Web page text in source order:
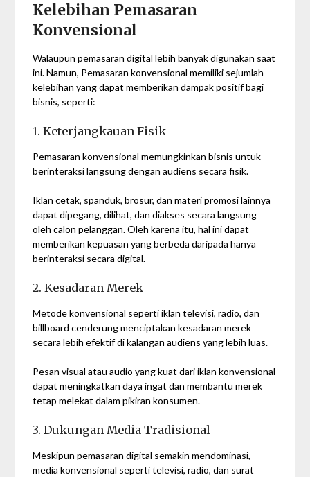
Kelebihan Pemasaran
Konvensional
Walaupun pemasaran digital lebih banyak digunakan saat
ini. Namun, Pemasaran konvensional memiliki sejumlah
kelebihan yang dapat memberikan dampak positif bagi
bisnis, seperti:
1. Keterjangkauan Fisik
Pemasaran konvensional memungkinkan bisnis untuk
berinteraksi langsung dengan audiens secara fisik.
Iklan cetak, spanduk, brosur, dan materi promosi lainnya
dapat dipegang, dilihat, dan diakses secara langsung
oleh calon pelanggan. Oleh karena itu, hal ini dapat
memberikan kepuasan yang berbeda daripada hanya
berinteraksi secara digital.
2. Kesadaran Merek
Metode konvensional seperti iklan televisi, radio, dan
billboard cenderung menciptakan kesadaran merek
secara lebih efektif di kalangan audiens yang lebih luas.
Pesan visual atau audio yang kuat dari iklan konvensional
dapat meningkatkan daya ingat dan membantu merek
tetap melekat dalam pikiran konsumen.
3. Dukungan Media Tradisional
Meskipun pemasaran digital semakin mendominasi,
media konvensional seperti televisi, radio, dan surat